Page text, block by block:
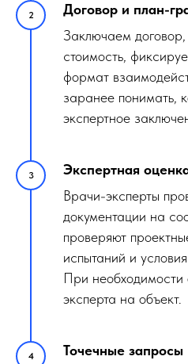
Договор и план-
Заключаем
стоимость,
формат
заранее понимать,
экспертное
Экспертная
Врачи-эксперты
документации на
проверяют
испытаний и
При необходимости
эксперта на объект.
Точечные запросы